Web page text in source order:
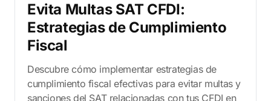
Evita Multas SAT CFDI:
Estrategias de Cumplimiento
Fiscal
Descubre cómo implementar estrategias de
cumplimiento fiscal efectivas para evitar multas y
sanciones del SAT relacionadas con tus CFDI en